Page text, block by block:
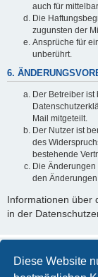
Diese Website
auch für
Die
zugunsten der
Ansprüche für
unberührt.
6.
Der Betreiber
Mail mitgeteilt.
Der Nutzer ist
des
bestehende
Die
den
Informationen über
in der